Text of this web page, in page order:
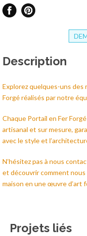
Description
Explorez quelques-uns des
Forgé réalisés par notre
Chaque Portail en Fer
artisanal et sur mesure,
avec le style et
N’hésitez pas à nous
et découvrir comment
maison en une œuvre d’art
Projets liés